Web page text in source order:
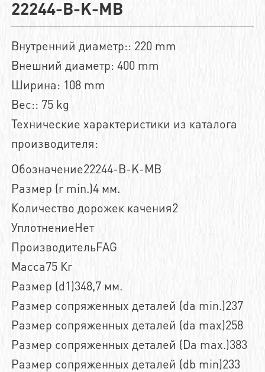
22244-B-K-MB
Внутренний диаметр:: 220 mm
Внешний диаметр: 400 mm
Ширина: 108 mm
Вес:: 75 kg
Технические характеристики из каталога
производителя:
Обозначение22244-B-K-MB
Размер (r min.)4 мм.
Количество дорожек качения2
УплотнениеНет
ПроизводительFAG
Масса75 Кг
Размер (d1)348,7 мм.
Размер сопряженных деталей (da min.)237
Размер сопряженных деталей (da max)258
Размер сопряженных деталей (Da max.)383
Размер сопряженных деталей (db min)233